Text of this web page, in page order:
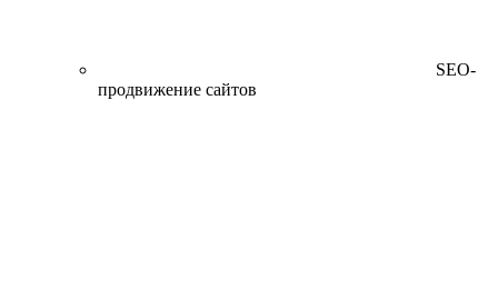
SEO-
продвижение сайтов